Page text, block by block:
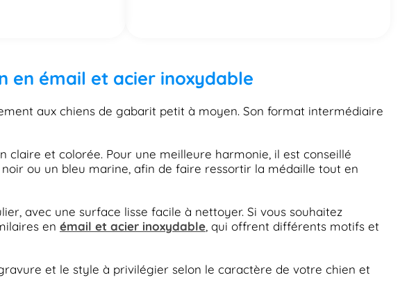
en émail et acier inoxydable
aux chiens de gabarit petit à moyen. Son format intermédiaire
et colorée. Pour une meilleure harmonie, il est conseillé
ou un bleu marine, afin de faire ressortir la médaille tout en
avec une surface lisse facile à nettoyer. Si vous souhaitez
en émail et acier inoxydable, qui offrent différents motifs et
et le style à privilégier selon le caractère de votre chien et